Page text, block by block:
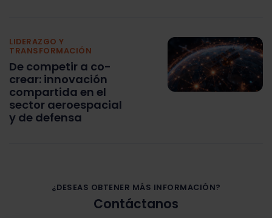
LIDERAZGO Y
TRANSFORMACIÓN
De competir a co-
crear: innovación
compartida en el
sector aeroespacial
y de defensa
¿DESEAS OBTENER MÁS INFORMACIÓN?
Contáctanos